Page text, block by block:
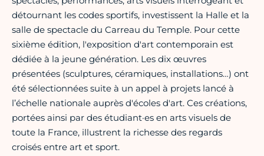
détournant les codes sportifs, investissent la Halle et la
salle de spectacle du Carreau du Temple. Pour cette
sixième édition, l'exposition d'art contemporain est
dédiée à la jeune génération. Les dix œuvres
présentées (sculptures, céramiques, installations…) ont
été sélectionnées suite à un appel à projets lancé à
l’échelle nationale auprès d'écoles d'art. Ces créations,
portées ainsi par des étudiant·es en arts visuels de
toute la France, illustrent la richesse des regards
croisés entre art et sport.